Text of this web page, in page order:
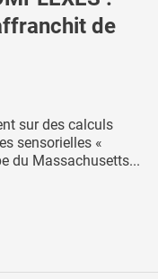
de
sur des calculs
sensorielles «
du Massachusetts...